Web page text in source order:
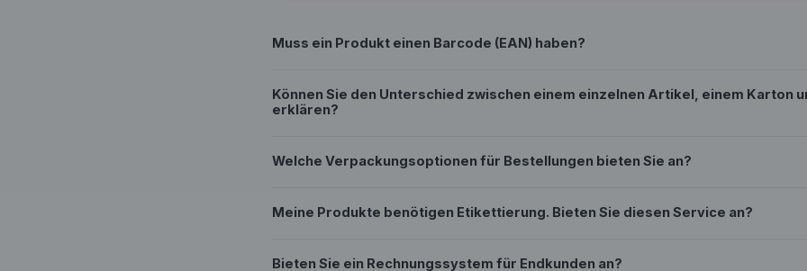
Muss ein Produkt einen Barcode (EAN) haben?
Können Sie den Unterschied zwischen einem einzelnen Artikel, einem Karton
erklären?
Welche Verpackungsoptionen für Bestellungen bieten Sie an?
Meine Produkte benötigen Etikettierung. Bieten Sie diesen Service an?
Bieten Sie ein Rechnungssystem für Endkunden an?